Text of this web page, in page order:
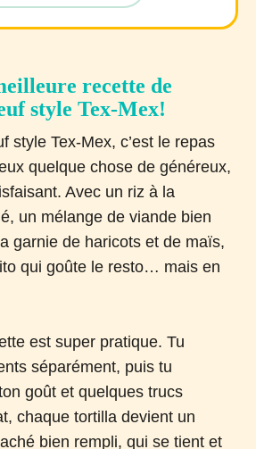
recette de
style Tex-Mex!
style Tex-Mex, c’est le repas
quelque chose de généreux,
Avec un riz à la
un mélange de viande bien
garnie de haricots et de maïs,
qui goûte le resto… mais en
est super pratique. Tu
séparément, puis tu
goût et quelques trucs
chaque tortilla devient un
bien rempli, qui se tient et